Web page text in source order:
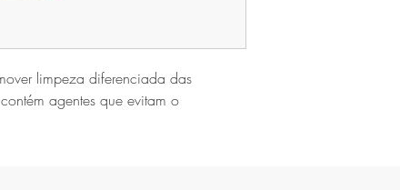
limpeza diferenciada das
agentes que evitam o